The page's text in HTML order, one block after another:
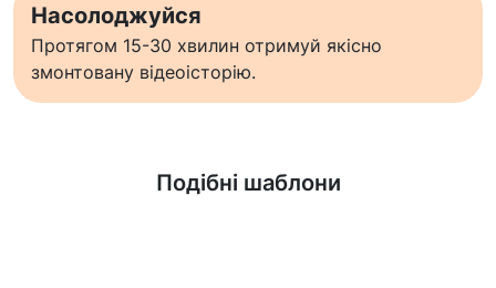
Насолоджуйся
Протягом 15-30 хвилин отримуй якісно
змонтовану відеоісторію.
Подібні шаблони
Дізнатися більше